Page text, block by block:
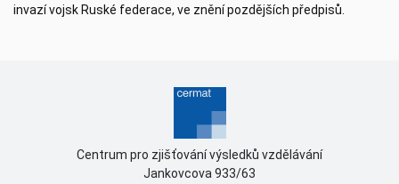
invazí vojsk Ruské federace, ve znění pozdějších předpisů.
Centrum pro zjišťování výsledků vzdělávání
Jankovcova 933/63